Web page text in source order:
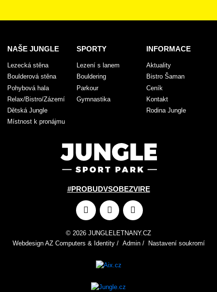
NAŠE JUNGLE
Lezecká stěna
Boulderová stěna
Pohybová hala
Relax/Bistro/Zázemí
Dětská Jungle
Místnost k pronájmu
SPORTY
Lezení s lanem
Bouldering
Parkour
Gymnastika
INFORMACE
Aktuality
Bistro Šaman
Ceník
Kontakt
Rodina Jungle
#PROBUDVSOBEZVIRE
© 2026 JUNGLELETNANY.CZ
Webdesign AZ Computers & Identity/ Admin/ Nastavení soukromí